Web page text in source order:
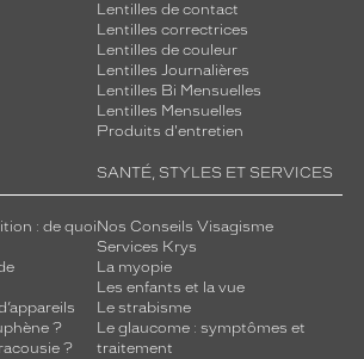
Lentilles de contact
Lentilles correctrices
Lentilles de couleur
Lentilles Journalières
Lentilles Bi Mensuelles
Lentilles Mensuelles
Produits d'entretien
: de quoi
?
?
SANTÉ, STYLES ET SERVICES
Nos Conseils Visagisme
Services Krys
La myopie
Les enfants et la vue
Le strabisme
Le glaucome : symptômes et
traitement